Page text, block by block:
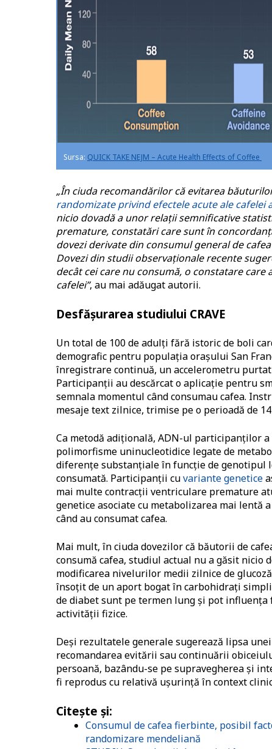
Sursa: QUICK TAKE NEJM – Acute Health Effects of Coffee
„În ciuda recomandărilor că evitarea
randomizate privind efectele acute ale cafelei
nicio dovadă a unor relații semnificative
premature, constatări care sunt în
dovezi derivate din consumul general de
Dovezi din studii observaționale recente
decât cei care nu consumă, o constatare
cafelei”, au mai adăugat autorii.
Desfășurarea studiului CRAVE
Un total de 100 de adulți fără istoric de boli
demografic pentru populația orașului San
înregistrare continuă, un accelerometru
Participanții au descărcat o aplicație pentru
semnala momentul când consumau cafea.
mesaje text zilnice, trimise pe o perioadă de
Ca metodă adițională, ADN-ul participanților
polimorfisme uninucleotidice legate de
diferențe substanțiale în funcție de genotipul
consumată. Participanții cuvariante genetice
mai multe contracții ventriculare premature
genetice asociate cu metabolizarea mai lentă
când au consumat cafea.
Mai mult, în ciuda dovezilor că băutorii de
consumă cafea, studiul actual nu a găsit nicio
modificarea nivelurilor medii zilnice de
însoțit de un aport bogat în carbohidrați
de diabet sunt pe termen lung și pot
activității fizice.
Deși rezultatele generale sugerează lipsa
recomandarea evitării sau continuării
persoană, bazându-se pe supravegherea și
fi reprodus cu relativă ușurință în context
Citește și:
Consumul de cafea fierbinte, posibil
randomizare mendeliană